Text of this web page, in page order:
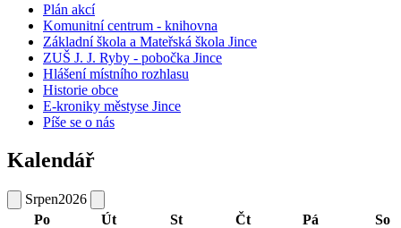
Plán akcí
Komunitní centrum - knihovna
Základní škola a Mateřská škola Jince
ZUŠ J. J. Ryby - pobočka Jince
Hlášení místního rozhlasu
Historie obce
E-kroniky městyse Jince
Píše se o nás
Kalendář
Srpen2026
Po
Út St Čt Pá
So